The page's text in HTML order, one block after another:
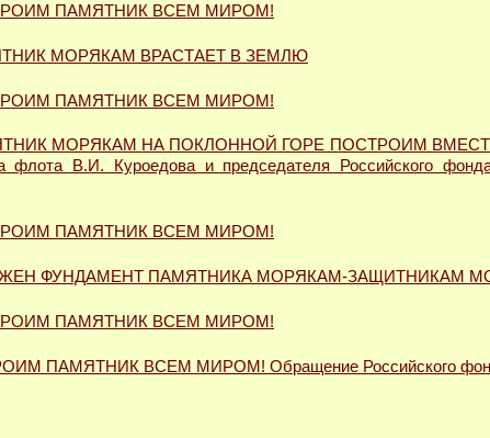
ПАМЯТНИК ВСЕМ МИРОМ!
МОРЯКАМ ВРАСТАЕТ В ЗЕМЛЮ
ПАМЯТНИК ВСЕМ МИРОМ!
МОРЯКАМ НА ПОКЛОННОЙ ГОРЕ ПОСТРОИМ ВМЕСТЕ
флота В.И. Куроедова и председателя Российского
ПАМЯТНИК ВСЕМ МИРОМ!
ФУНДАМЕНТ ПАМЯТНИКА МОРЯКАМ-ЗАЩИТНИКАМ
ПАМЯТНИК ВСЕМ МИРОМ!
ПАМЯТНИК ВСЕМ МИРОМ! Обращение Российского